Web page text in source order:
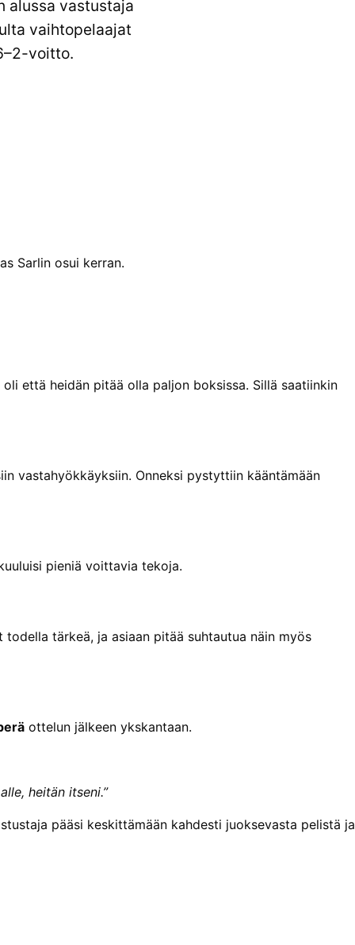
alussa vastustaja
vaihtopelaajat
voitto.
Sarlin osui kerran.
että heidän pitää olla paljon boksissa. Sillä saatiinkin
vastahyökkäyksiin. Onneksi pystyttiin kääntämään
pieniä voittavia tekoja.
tärkeä, ja asiaan pitää suhtautua näin myös
ottelun jälkeen ykskantaan.
heitän itseni.”
pääsi keskittämään kahdesti juoksevasta pelistä ja